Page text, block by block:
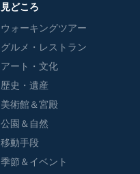
見どころ
ウォーキングツアー
グルメ・レストラン
アート・文化
歴史・遺産
美術館＆宮殿
公園＆自然
移動手段
季節＆イベント